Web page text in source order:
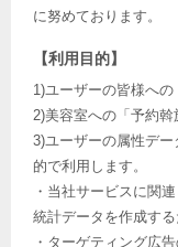
に努めております。
【利用目的】
1)ユーザーの皆様へ
2)美容室への「予約
3)ユーザーの属性デ
的で利用します。
・当社サービスに関
統計データを作成する
・ターゲティング広